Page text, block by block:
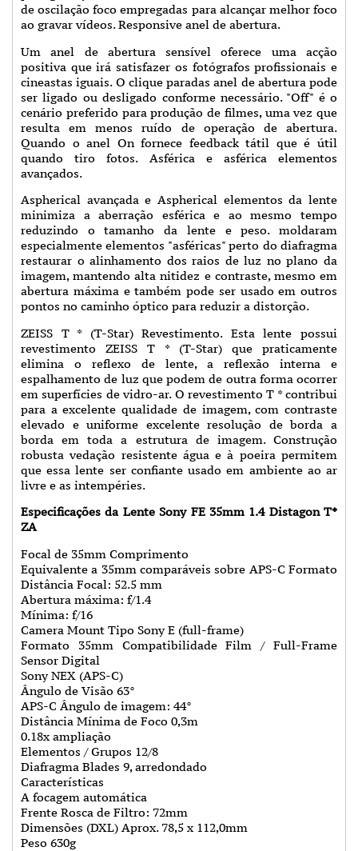
de oscilação foco empregadas para alcançar melhor foco
ao gravar vídeos. Responsive anel de abertura.
Um anel de abertura sensível oferece uma acção
positiva que irá satisfazer os fotógrafos profissionais e
cineastas iguais. O clique paradas anel de abertura pode
ser ligado ou desligado conforme necessário. "Off" é o
cenário preferido para produção de filmes, uma vez que
resulta em menos ruído de operação de abertura.
Quando o anel On fornece feedback tátil que é útil
quando tiro fotos. Asférica e asférica elementos
avançados.
Aspherical avançada e Aspherical elementos da lente
minimiza a aberração esférica e ao mesmo tempo
reduzindo o tamanho da lente e peso. moldaram
especialmente elementos "asféricas" perto do diafragma
restaurar o alinhamento dos raios de luz no plano da
imagem, mantendo alta nitidez e contraste, mesmo em
abertura máxima e também pode ser usado em outros
pontos no caminho óptico para reduzir a distorção.
ZEISS T * (T-Star) Revestimento. Esta lente possui
revestimento ZEISS T * (T-Star) que praticamente
elimina o reflexo de lente, a reflexão interna e
espalhamento de luz que podem de outra forma ocorrer
em superfícies de vidro-ar. O revestimento T * contribui
para a excelente qualidade de imagem, com contraste
elevado e uniforme excelente resolução de borda a
borda em toda a estrutura de imagem. Construção
robusta vedação resistente água e à poeira permitem
que essa lente ser confiante usado em ambiente ao ar
livre e as intempéries.
Especificações da Lente Sony FE 35mm 1.4 Distagon T*
ZA
Focal de 35mm Comprimento
Equivalente a 35mm comparáveis sobre APS-C Formato
Distância Focal: 52.5 mm
Abertura máxima: f/1.4
Mínima: f/16
Camera Mount Tipo Sony E (full-frame)
Formato 35mm Compatibilidade Film / Full-Frame
Sensor Digital
Sony NEX (APS-C)
Ângulo de Visão 63°
APS-C Ângulo de imagem: 44°
Distância Mínima de Foco 0,3m
0.18x ampliação
Elementos / Grupos 12/8
Diafragma Blades 9, arredondado
Características
A focagem automática
Frente Rosca de Filtro: 72mm
Dimensões (DXL) Aprox. 78,5 x 112,0mm
Peso 630g